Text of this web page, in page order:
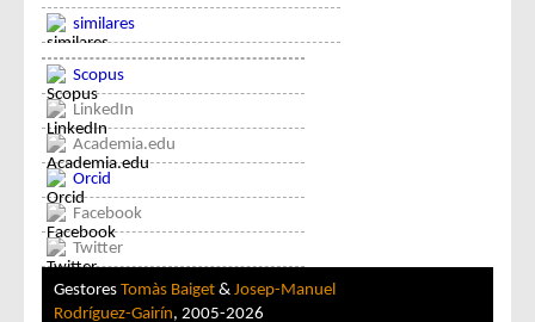
similares
Scopus
LinkedIn
Academia.edu
Orcid
Facebook
Twitter
Gestores Tomàs Baiget & Josep-Manuel
Rodríguez-Gairín, 2005-2026